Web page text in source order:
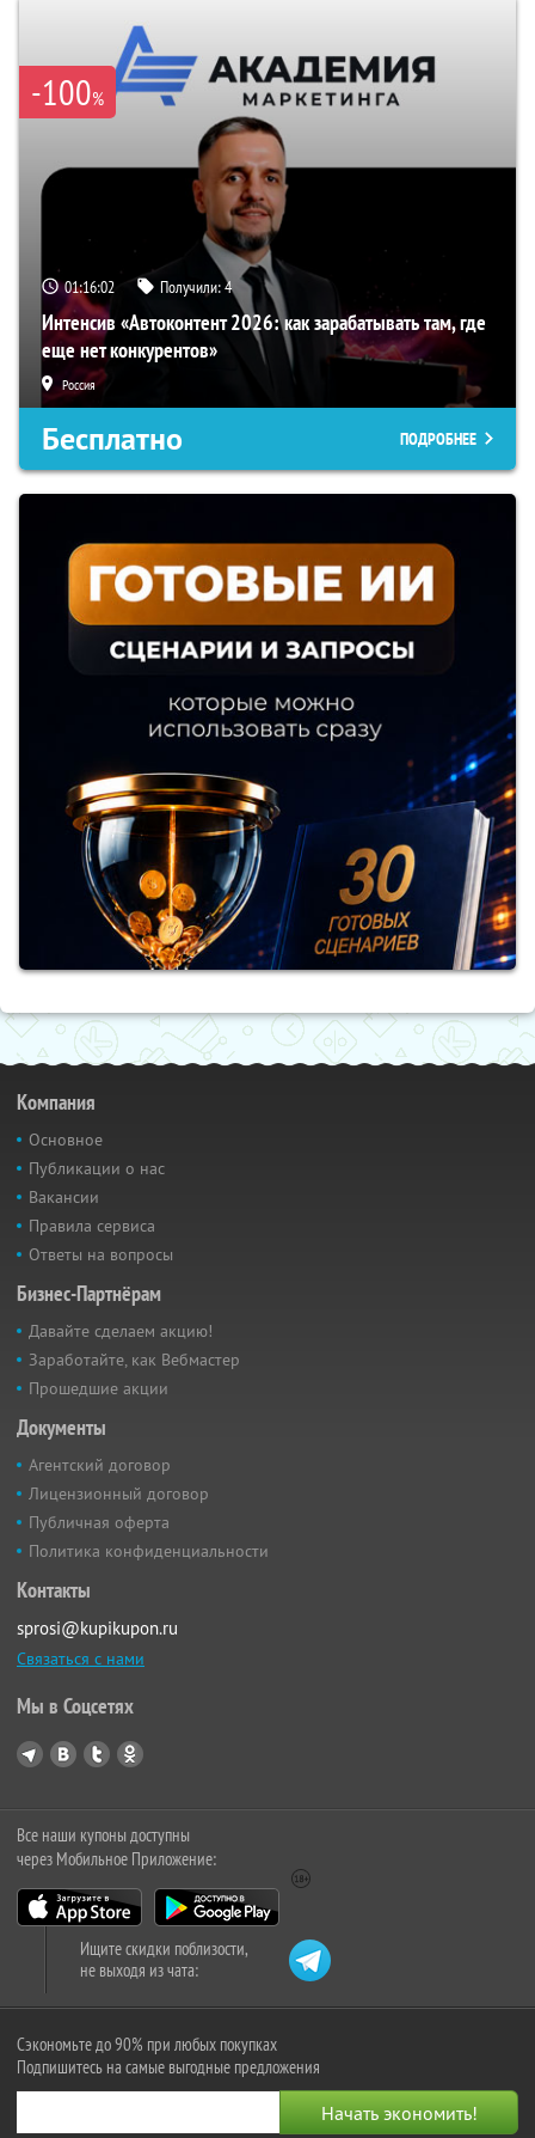
-100%
01:16:01 Получили:4
Интенсив «Автоконтент 2026: как зарабатывать там, где
еще нет конкурентов»
Россия
Бесплатно ПОДРОБНЕЕ
Компания
Основное
Публикации о нас
Вакансии
Правила сервиса
Ответы на вопросы
Бизнес-Партнёрам
Давайте сделаем акцию!
Заработайте, как Вебмастер
Прошедшие акции
Документы
Агентский договор
Лицензионный договор
Публичная оферта
Политика конфиденциальности
Контакты
sprosi@kupikupon.ru
Связаться с нами
Мы в Соцсетях
Все наши купоны доступны
через Мобильное Приложение:
Ищите скидки поблизости,
не выходя из чата:
Сэкономьте до 90% при любых покупках
Подпишитесь на самые выгодные предложения